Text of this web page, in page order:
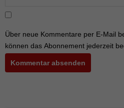
Über neue Kommentare per E-Mail
können das Abonnement jederzeit
Kommentar absenden